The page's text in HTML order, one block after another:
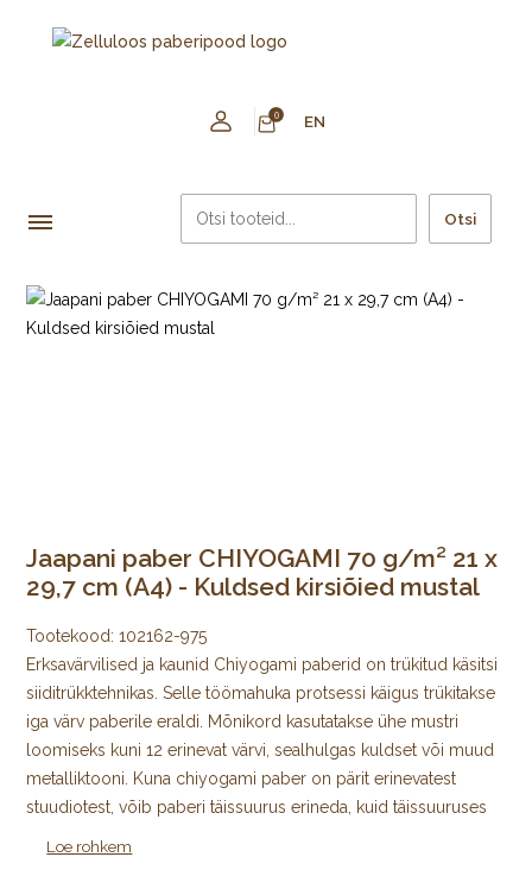
0 EN
Otsi
Jaapani paber CHIYOGAMI 70 g/m² 21 x
29,7 cm (A4) - Kuldsed kirsiõied mustal
Tootekood: 102162-975
Erksavärvilised ja kaunid Chiyogami paberid on trükitud käsitsi
siiditrükktehnikas. Selle töömahuka protsessi käigus trükitakse
iga värv paberile eraldi. Mõnikord kasutatakse ühe mustri
loomiseks kuni 12 erinevat värvi, sealhulgas kuldset või muud
metalliktooni. Kuna chiyogami paber on pärit erinevatest
stuudiotest, võib paberi täissuurus erineda, kuid täissuuruses
lehe mustriline ala on alati 64 × 98 cm, mida ümbritseb igast
Loe rohkem